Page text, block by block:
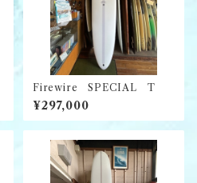
Firewire SPECIAL T
¥297,000